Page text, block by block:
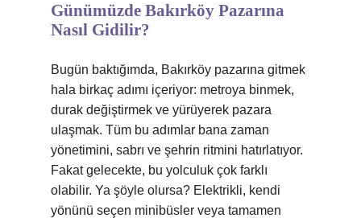
Günümüzde Bakırköy Pazarına
Nasıl Gidilir?
Bugün baktığımda, Bakırköy pazarına gitmek
hala birkaç adımı içeriyor: metroya binmek,
durak değiştirmek ve yürüyerek pazara
ulaşmak. Tüm bu adımlar bana zaman
yönetimini, sabrı ve şehrin ritmini hatırlatıyor.
Fakat gelecekte, bu yolculuk çok farklı
olabilir. Ya şöyle olursa? Elektrikli, kendi
yönünü seçen minibüsler veya tamamen